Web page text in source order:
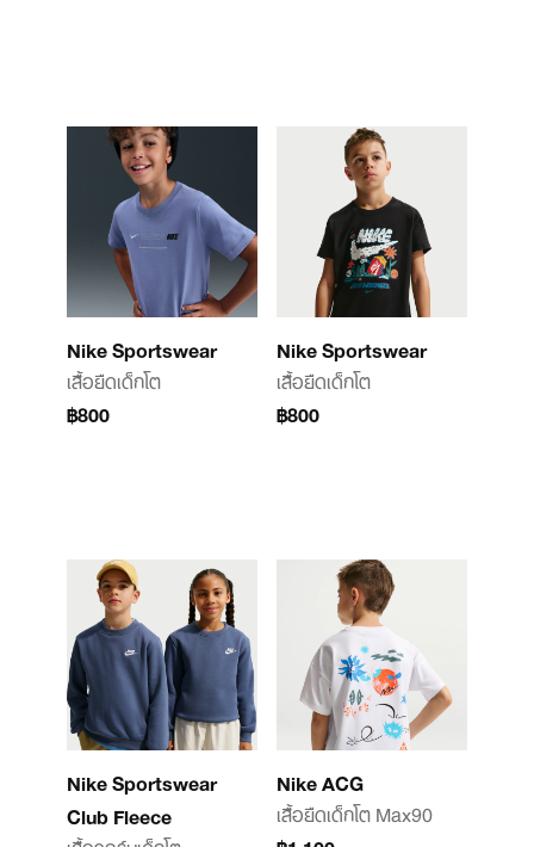
Nike Sportswear
เสื้อยืดเด็กโต
฿800
Nike Sportswear
เสื้อยืดเด็กโต
฿800
Nike Sportswear
Club Fleece
Nike ACG
เสื้อยืดเด็กโต Max90